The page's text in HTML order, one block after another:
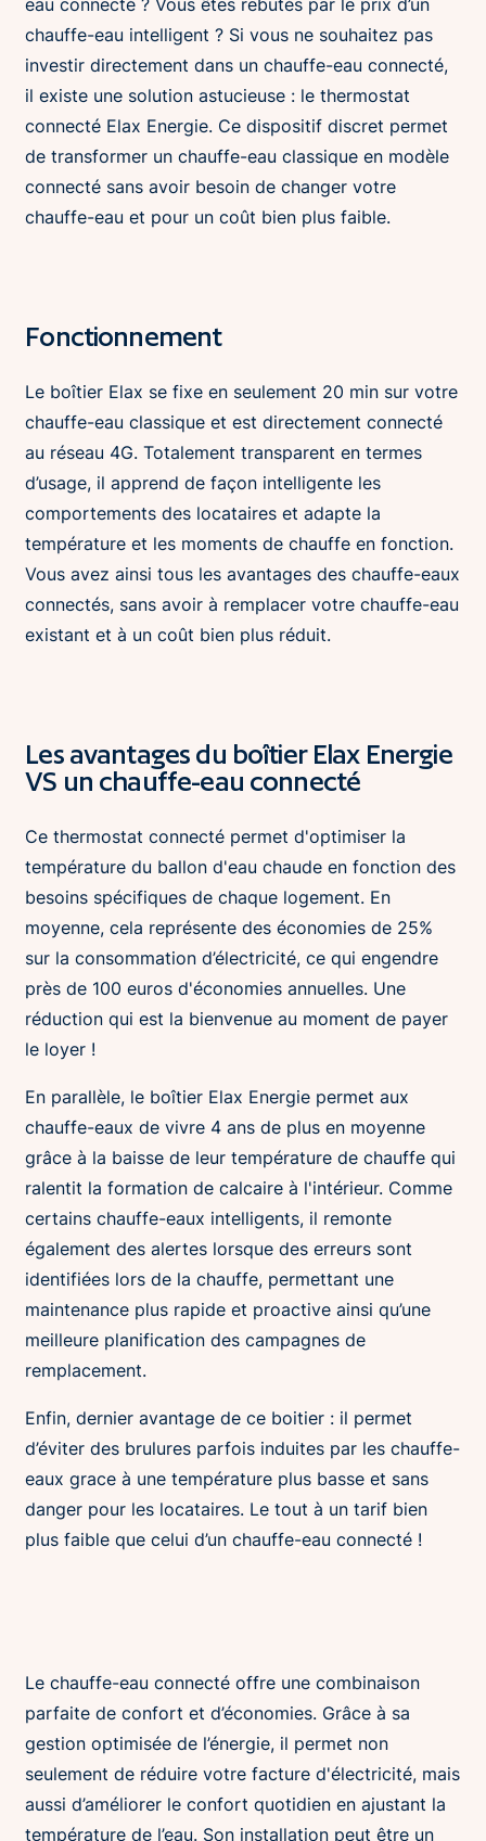
chauffe-eau intelligent ? Si vous ne souhaitez pas
investir directement dans un chauffe-eau connecté,
il existe une solution astucieuse : le thermostat
connecté Elax Energie. Ce dispositif discret permet
de transformer un chauffe-eau classique en modèle
connecté sans avoir besoin de changer votre
chauffe-eau et pour un coût bien plus faible.
Fonctionnement
Le boîtier Elax se fixe en seulement 20 min sur votre
chauffe-eau classique et est directement connecté
au réseau 4G. Totalement transparent en termes
d’usage, il apprend de façon intelligente les
comportements des locataires et adapte la
température et les moments de chauffe en fonction.
Vous avez ainsi tous les avantages des chauffe-eaux
connectés, sans avoir à remplacer votre chauffe-eau
existant et à un coût bien plus réduit.
Les avantages du boîtier Elax Energie
VS un chauffe-eau connecté
Ce thermostat connecté permet d'optimiser la
température du ballon d'eau chaude en fonction des
besoins spécifiques de chaque logement. En
moyenne, cela représente des économies de 25%
sur la consommation d’électricité, ce qui engendre
près de 100 euros d'économies annuelles. Une
réduction qui est la bienvenue au moment de payer
le loyer !
En parallèle, le boîtier Elax Energie permet aux
chauffe-eaux de vivre 4 ans de plus en moyenne
grâce à la baisse de leur température de chauffe qui
ralentit la formation de calcaire à l'intérieur. Comme
certains chauffe-eaux intelligents, il remonte
également des alertes lorsque des erreurs sont
identifiées lors de la chauffe, permettant une
maintenance plus rapide et proactive ainsi qu’une
meilleure planification des campagnes de
remplacement.
Enfin, dernier avantage de ce boitier : il permet
d’éviter des brulures parfois induites par les chauffe-
eaux grace à une température plus basse et sans
danger pour les locataires. Le tout à un tarif bien
plus faible que celui d’un chauffe-eau connecté !
Le chauffe-eau connecté offre une combinaison
parfaite de confort et d’économies. Grâce à sa
gestion optimisée de l’énergie, il permet non
seulement de réduire votre facture d'électricité, mais
aussi d’améliorer le confort quotidien en ajustant la
température de l’eau. Son installation peut être un